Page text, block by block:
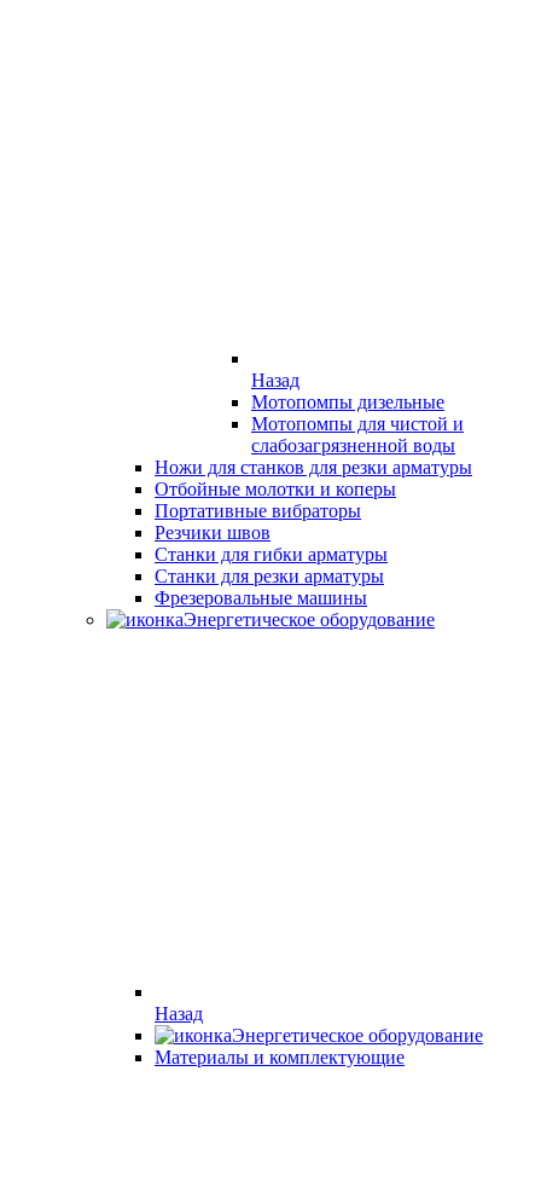
Назад
Мотопомпы дизельные
Мотопомпы для чистой и
слабозагрязненной воды
Ножи для станков для резки арматуры
Отбойные молотки и коперы
Портативные вибраторы
Резчики швов
Станки для гибки арматуры
Станки для резки арматуры
Фрезеровальные машины
Энергетическое оборудование
Назад
Энергетическое оборудование
Материалы и комплектующие